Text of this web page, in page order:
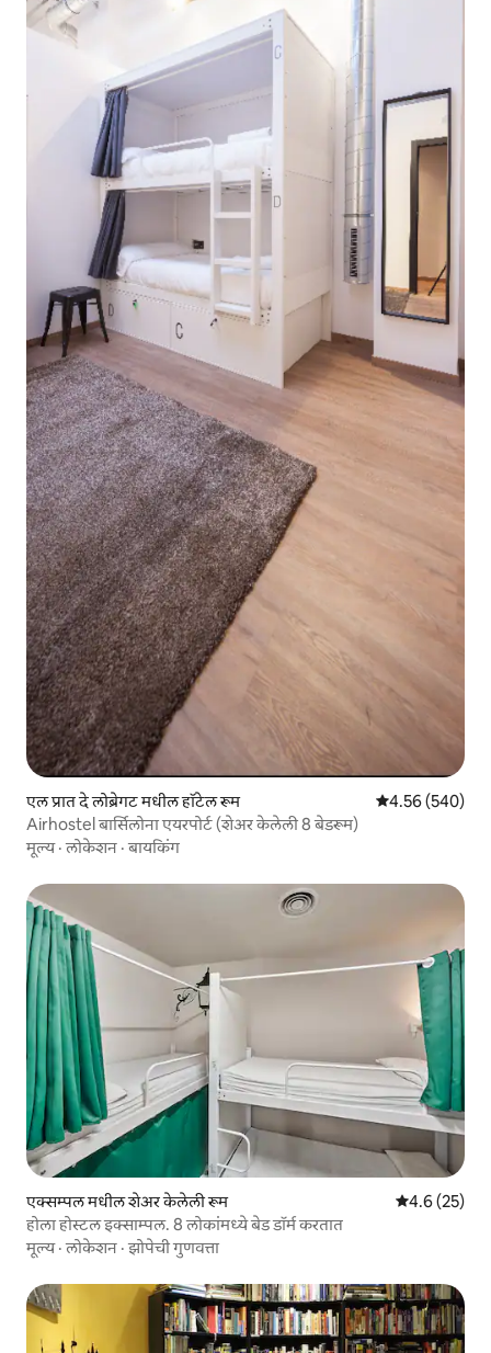
एल प्रात दे लोब्रेगट मधील हॉटेल रूम 5 पैकी 4.56
4.56 (540)
Airhostel बार्सिलोना एयरपोर्ट (शेअर केलेली 8 बेडरूम)
मूल्य·लोकेशन ·बायकिंग
एक्सम्पल मधील शेअर केलेली रूम 5 पैकी 4.6
4.6 (25)
होला होस्टल इक्साम्पल. 8 लोकांमध्ये बेड डॉर्म करतात
मूल्य·लोकेशन ·झोपेची गुणवत्ता